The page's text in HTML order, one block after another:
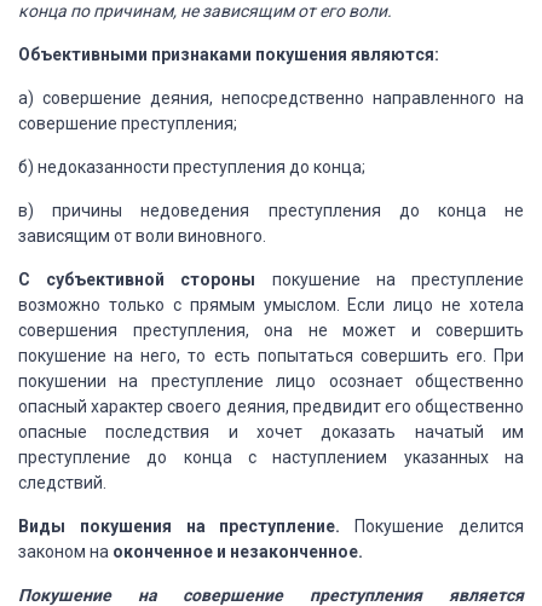
конца по причинам, не зависящим от еговоли.
Объективными признаками покушения являются:
а) совершение деяния, непосредственно направленного на
совершение преступления;
б) недоказанности преступления до конца;
в) причины недоведения преступления до конца не
зависящим от воли виновного.
С субъективной стороны
покушение на преступление
возможно только с прямым умыслом.
Если лицо не хотела
совершения преступления, она не может и совершить
покушение на него, то есть попытаться совершить его.
При
покушении на преступление лицо осознаетобщественно
опасный характер своего деяния, предвидит его общественно
опасные последствия и хочет доказать начатый им
преступление до конца с наступлением указанных на
следствий.
Виды покушения на преступление.
Покушение делится
законом на оконченное и незаконченное.
Покушениена совершение преступления является